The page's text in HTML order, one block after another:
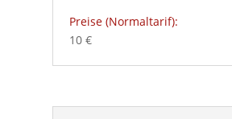
Preise (Normaltarif):
10 €